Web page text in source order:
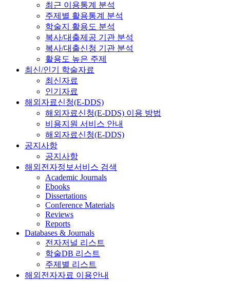
최근 이용통계 분석
주제별 활용통계 분석
학술지 활용도 분석
복사/대출제공 기관 분석
복사/대출신청 기관 분석
활용도 높은 주제
최신/인기 학술자료
최신자료
인기자료
해외자료신청(E-DDS)
해외자료신청(E-DDS) 이용 방법
비용지원 서비스 안내
해외자료신청(E-DDS)
공지사항
공지사항
해외전자정보서비스 검색
Academic Journals
Ebooks
Dissertations
Conference Materials
Reviews
Reports
Databases & Journals
전자저널 리스트
학술DB 리스트
주제별 리스트
해외전자자료 이용안내